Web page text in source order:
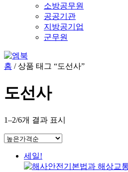
소방공무원
공공기관
지방공기업
군무원
홈 / 상품 태그 “도선사”
도선사
1–2/6개 결과 표시
세일!